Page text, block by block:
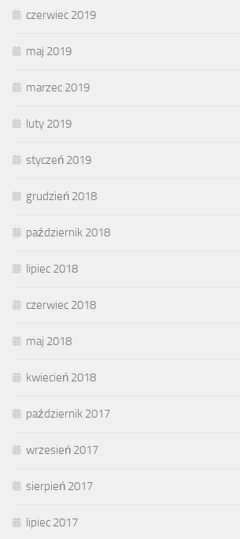
czerwiec 2019
maj 2019
marzec 2019
luty 2019
styczeń 2019
grudzień 2018
październik 2018
lipiec 2018
czerwiec 2018
maj 2018
kwiecień 2018
październik 2017
wrzesień 2017
sierpień 2017
lipiec 2017